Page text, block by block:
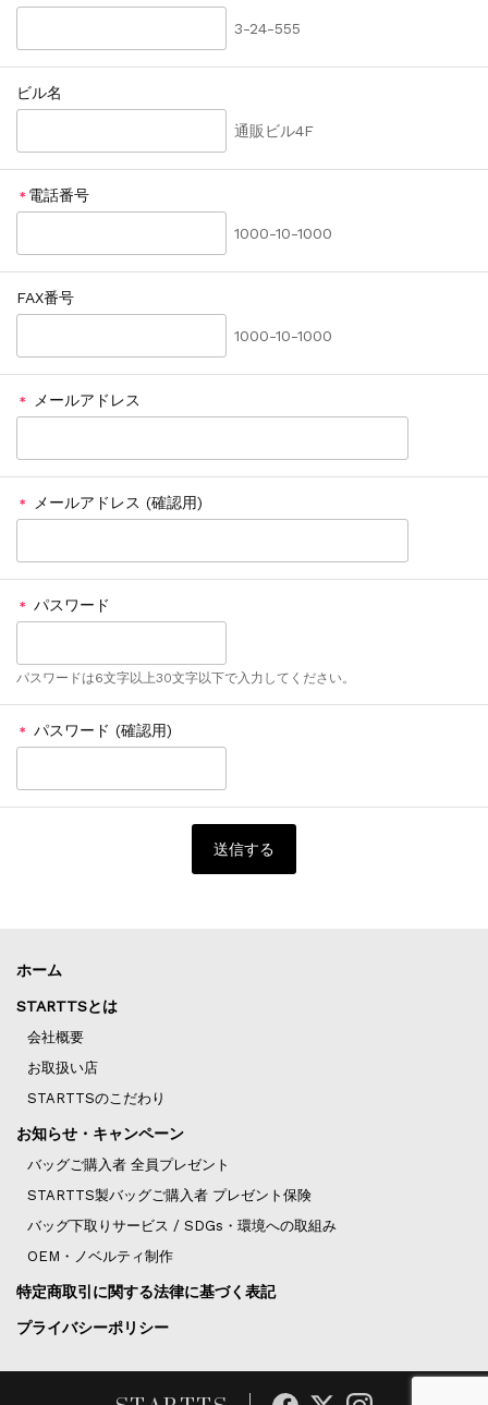
3-24-555
ビル名
通販ビル4F
＊ 電話番号
1000-10-1000
FAX番号
1000-10-1000
＊ メールアドレス
＊ メールアドレス (確認用)
＊ パスワード
パスワードは6文字以上30文字以下で入力してください。
＊ パスワード (確認用)
ホーム
STARTTSとは
会社概要
お取扱い店
STARTTSのこだわり
お知らせ・キャンペーン
バッグご購入者 全員プレゼント
STARTTS製バッグご購入者 プレゼント保険
バッグ下取りサービス / SDGs・環境への取組み
OEM・ノベルティ制作
特定商取引に関する法律に基づく表記
プライバシーポリシー